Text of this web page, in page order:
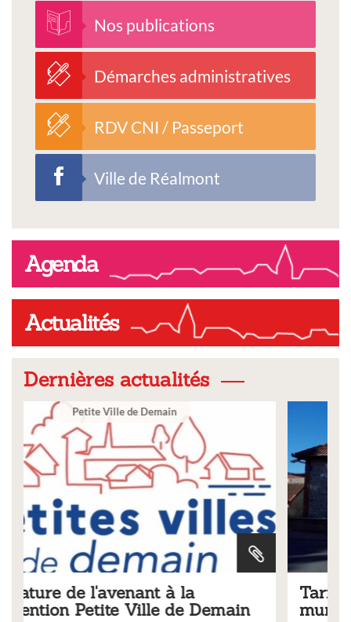
Nos publications
Démarches administratives
RDV CNI / Passeport
Ville de Réalmont
Agenda
Actualités
Dernières actualités
Tarifs 2026 des services
municipaux